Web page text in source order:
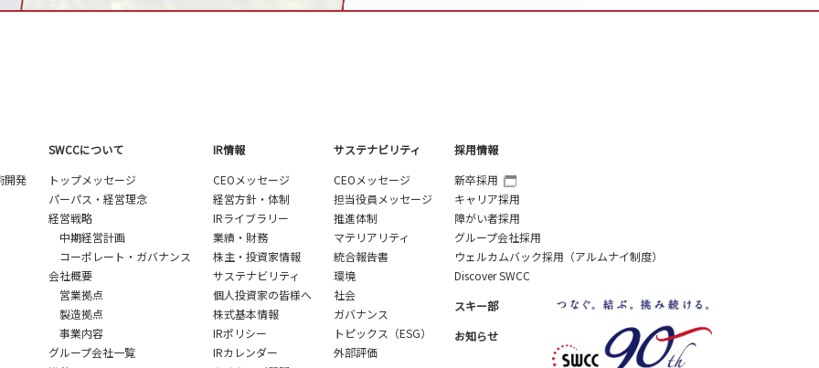
開発
SWCCについて
トップメッセージ
パーパス・経営理念
経営戦略
中期経営計画
コーポレート・ガバナンス
会社概要
営業拠点
製造拠点
事業内容
グループ会社一覧
IR情報
CEOメッセージ
経営方針・体制
IRライブラリー
業績・財務
株主・投資家情報
サステナビリティ
個人投資家の皆様へ
株式基本情報
IRポリシー
IRカレンダー
サステナビリティ
CEOメッセージ
担当役員メッセージ
推進体制
マテリアリティ
統合報告書
環境
社会
ガバナンス
トピックス（ESG）
外部評価
採用情報
新卒採用
キャリア採用
障がい者採用
グループ会社採用
ウェルカムバック採用（アルムナイ制度）
Discover SWCC
スキー部
お知らせ